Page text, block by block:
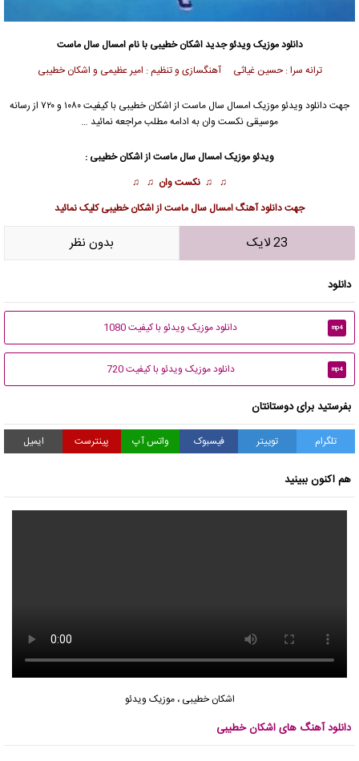
دانلود موزیک ویدئو جدیداشکان خطیبی با نام امسال سال ماست
ترانه سرا : حسین غیاثی آهنگسازی و تنظیم : امیر عظیمی و اشکان خطیبی
جهت دانلود ویدئو موزیک امسال سال ماست از اشکان خطیبی
با کیفیت ۱۰۸۰ و ۷۲۰ از رسانه
موسیقی نکست وان به ادامه مطلب مراجعه نمائید …
ویدئو موزیک امسال سال ماست ازاشکان خطیبی :
♫ ♫ نکست وان ♫ ♫
جهتدانلود آهنگ امسال سال ماست از اشکان خطیبیکلیک نمائید
23 لایک بدون نظر
دانلود
mp4 دانلود موزیک ویدئو با کیفیت 1080
mp4 دانلود موزیک ویدئو با کیفیت 720
بفرستید برای دوستانتان
تلگرام توییتر فیسبوک واتس آپ پینترست ایمیل
هم اکنون ببینید
اشکان خطیبی ،موزیک ویدئو
دانلود آهنگ های اشکان خطیبی